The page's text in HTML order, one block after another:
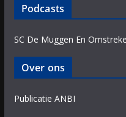
Podcasts
SC De Muggen En
Over ons
Publicatie ANBI